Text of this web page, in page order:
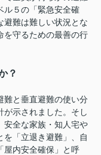
ル５の「緊急安全確
避難は難しい状況とな
を守るための最善の行
？
難と垂直避難の使い分
が示されました。そし
安全な家族・知人宅や
を「立退き避難」、自
屋内安全確保」と呼